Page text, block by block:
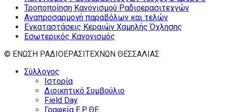
Τροποποίηση Κανονισμού Ραδιοερασιτεχνών
Αναπροσαρμογή παραβόλων και τελών
Εγκαταστάσεις Κεραιών Χαμηλής Όχλησης
Εσωτερικός Κανονισμός
© ΕΝΩΣΗ ΡΑΔΙΟΕΡΑΣΙΤΕΧΝΩΝ ΘΕΣΣΑΛΙΑΣ
Σύλλογος
Ιστορία
Διοικητικό Συμβούλιο
Field Day
Γραφεία Ε.Ρ.ΘΕ